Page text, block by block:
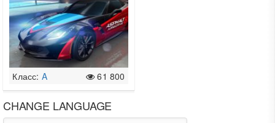
Класс: A 61 800
CHANGE LANGUAGE